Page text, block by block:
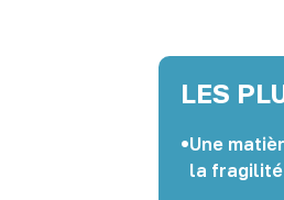
LES
Une
la fragilité